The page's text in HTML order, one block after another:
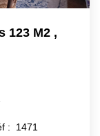
123 M2 ,
: 1471